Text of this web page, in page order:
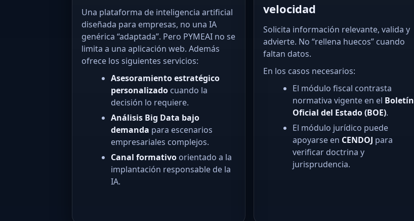
Una plataforma de inteligencia artificial
diseñada para empresas, no una IA
genérica “adaptada”. Pero PYMEAI no se
limita a una aplicación web. Además
ofrece los siguientes servicios:
Asesoramiento estratégico
personalizado cuando la
decisión lo requiere.
Análisis Big Data bajo
demanda para escenarios
empresariales complejos.
Canal formativo orientado a la
implantación responsable de la
IA.
velocidad
Solicita información relevante, valida y
advierte. No “rellena huecos” cuando
faltan datos.
En los casos necesarios:
El módulo fiscal contrasta
normativa vigente en el Boletín
Oficial del Estado (BOE).
El módulo jurídico puede
apoyarse en CENDOJ para
verificar doctrina y
jurisprudencia.